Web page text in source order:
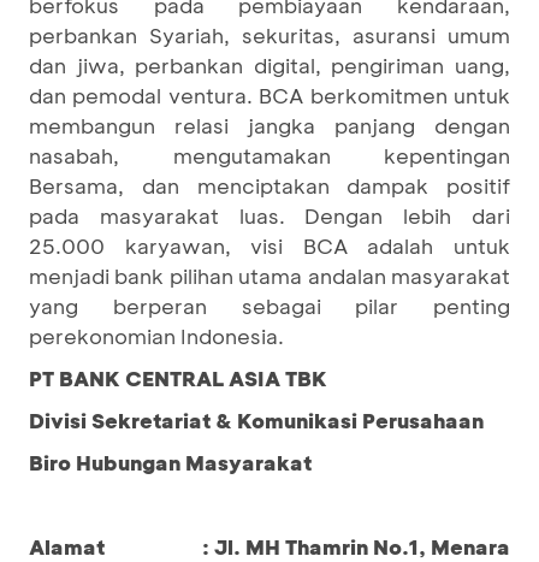
perbankan Syariah, sekuritas, asuransi umum
dan jiwa, perbankan digital, pengiriman uang,
dan pemodal ventura. BCA berkomitmen untuk
membangun relasi jangka panjang dengan
nasabah, mengutamakan kepentingan
Bersama, dan menciptakan dampak positif
pada masyarakat luas. Dengan lebih dari
25.000 karyawan, visi BCA adalah untuk
menjadi bank pilihan utama andalan masyarakat
yang berperan sebagai pilar penting
perekonomian Indonesia.
PT BANK CENTRAL ASIA TBK
Divisi Sekretariat & Komunikasi Perusahaan
Biro Hubungan Masyarakat
Alamat : Jl. MH Thamrin No.1, Menara